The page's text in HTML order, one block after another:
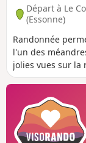
Départ à Le
(Essonne)
Randonnée
l'un des
jolies vues sur la
Morsang, la forêt
s'arrêter pour
circulaire de Tilly.